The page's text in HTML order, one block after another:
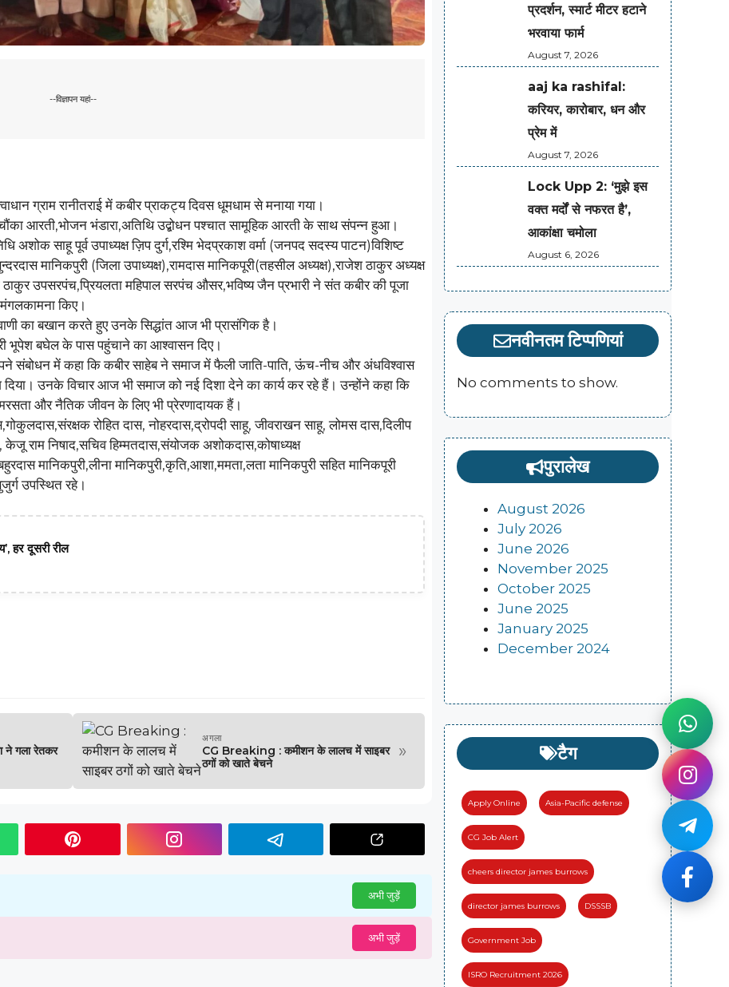
--विज्ञापन यहां--
ग्राम रानीतराई में कबीर प्राकट्य दिवस धूमधाम से मनाया गया।
आरती,भोजन भंडारा,अतिथि उद्बोधन पश्चात सामूहिक आरती के साथ संपन्न हुआ।
अशोक साहू पूर्व उपाध्यक्ष ज़िप दुर्ग,रश्मि भेदप्रकाश वर्मा (जनपद सदस्य पाटन)विशिष्ट
मानिकपुरी (जिला उपाध्यक्ष),रामदास मानिकपूरी(तहसील अध्यक्ष),राजेश ठाकुर अध्यक्ष
ठाकुर उपसरपंच,प्रियलता महिपाल सरपंच औसर,भविष्य जैन प्रभारी ने संत कबीर की पूजा
किए।
का बखान करते हुए उनके सिद्धांत आज भी प्रासंगिक है।
भूपेश बघेल के पास पहुंचाने का आश्वासन दिए।
संबोधन में कहा कि कबीर साहेब ने समाज में फैली जाति-पाति, ऊंच-नीच और अंधविश्वास
उनके विचार आज भी समाज को नई दिशा देने का कार्य कर रहे हैं। उन्होंने कहा कि
और नैतिक जीवन के लिए भी प्रेरणादायक हैं।
रोहित दास, नोहरदास,द्रोपदी साहू, जीवराखन साहू, लोमस दास,दिलीप
केजू राम निषाद,सचिव हिम्मतदास,संयोजक अशोकदास,कोषाध्यक्ष
मानिकपुरी,लीना मानिकपुरी,कृति,आशा,ममता,लता मानिकपुरी सहित मानिकपूरी
उपस्थित रहे।
हर दूसरी रील
ने गला रेतकर
अगला
CG Breaking : कमीशन के लालच में साइबर
ठगों को खाते बेचने
»
अभी जुड़ें
अभी जुड़ें
प्रदर्शन, स्मार्ट मीटर हटाने
भरवाया फार्म
August 7, 2026
aaj ka rashifal:
करियर, कारोबार, धन और
प्रेम में
August 7, 2026
Lock Upp 2: ‘मुझे इस
वक्त मर्दों से नफरत है’,
आकांक्षा चमोला
August 6, 2026
नवीनतम टिप्पणियां
No comments to show.
पुरालेख
August 2026
July 2026
June 2026
November 2025
October 2025
June 2025
January 2025
December 2024
टैग
Apply Online Asia-Pacific defense
CG Job Alert
cheers director james burrows
director james burrows DSSSB
Government Job
ISRO Recruitment 2026